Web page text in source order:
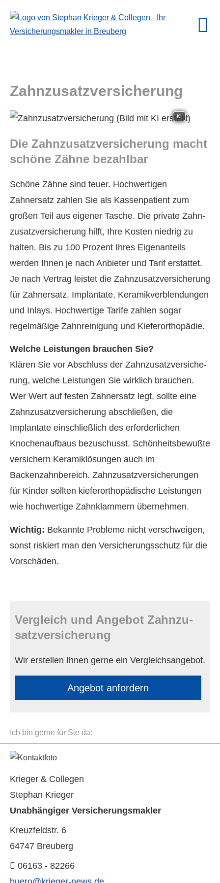
Zahn­zu­satz­ver­si­che­rung
KI
Die Zahn­zu­satz­ver­si­che­rung macht
schöne Zähne bezahlbar
Schöne Zähne sind teuer. Hochwertigen
Zahnersatz zahlen Sie als Kassenpatient zum
großen Teil aus eigener Tasche. Die private Zahn­
zu­satz­ver­si­che­rung hilft, Ihre Kosten niedrig zu
halten. Bis zu 100 Prozent Ihres Eigenanteils
werden Ihnen je nach Anbieter und Tarif erstattet.
Je nach Vertrag leistet die Zahn­zu­satz­ver­si­che­rung
für Zahnersatz, Implantate, Keramikverblendungen
und Inlays. Hochwertige Tarife zahlen sogar
regelmäßige Zahnreinigung und Kieferorthopädie.
Welche Leistungen brauchen Sie?
Klären Sie vor Abschluss der Zahn­zu­satz­ver­si­che­
rung, welche Leistungen Sie wirklich brauchen.
Wer Wert auf festen Zahnersatz legt, sollte eine
Zahn­zu­satz­ver­si­che­rung abschließen, die
Implantate einschließlich des erforderlichen
Knochenaufbaus bezuschusst. Schönheitsbewußte
ver­sichern Keramiklösungen auch im
Backenzahnbereich. Zahn­zu­satz­ver­si­che­rungen
für Kinder sollten kieferorthopädische Leistungen
wie hochwertige Zahnklammern übernehmen.
Wichtig: Bekannte Probleme nicht verschweigen,
sonst riskiert man den Versicherungsschutz für die
Vorschäden.
Vergleich und Angebot Zahn­zu­
satz­ver­si­che­rung
Wir erstellen Ihnen gerne ein Vergleichsangebot.
An­ge­bot an­for­dern
Ich bin gerne für Sie da:
Krieger & Collegen
Stephan Krieger
Unabhängiger Ver­sicherungs­makler
Kreuzfeldstr. 6
64747 Breuberg
06163 - 82266